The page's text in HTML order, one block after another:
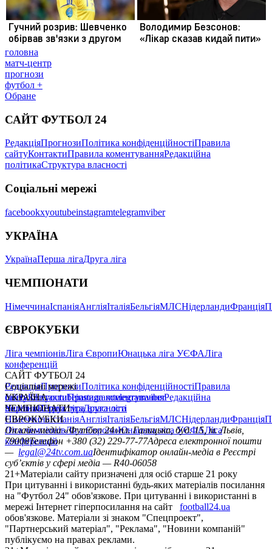
головна
матч-центр
прогнози
футбол +
Обране
САЙТ ФУТБОЛ 24
РедакціяПрогнозиПолітика конфіденційностіПравила
сайтуКонтактиПравила коментуванняРедакційна
політикаСтруктура власності
Соціальні мережі
facebookxyoutubeinstagramtelegramviber
УКРАЇНА
УкраїнаПерша лігаДруга ліга
ЧЕМПІОНАТИ
НімеччинаІспаніяАнгліяІталіяБельгіяМЛСНідерландиФранція
ЄВРОКУБКИ
Ліга чемпіонівЛіга ЄвропиЮнацька ліга УЄФАЛіга
конференцій
САЙТ ФУТБОЛ 24
РедакціяПрогнозиПолітика конфіденційностіПравила
сайтуКонтактиПравила коментуванняРедакційна
політикаСтруктура власності
Соціальні мережі
facebookxyoutubeinstagramtelegramviber
УКРАЇНА
УкраїнаПерша лігаДруга ліга
ЧЕМПІОНАТИ
НімеччинаІспаніяАнгліяІталіяБельгіяМЛСНідерландиФранція
ЄВРОКУБКИ
Ліга чемпіонівЛіга ЄвропиЮнацька ліга УЄФАЛіга
конференцій
Онлайн-медіа «Футбол 24»пл. Галицька, буд. 15, м. Львів,
79008Телефон +380 (32) 229-77-77Адреса електронної пошти
— legal@24tv.com.uaІдентифікатор онлайн-медіа в Реєстрі
суб’єктів у сфері медіа — R40-06058
21+Матеріали сайту призначені для осіб старше 21 року
При цитуванні і використанні будь-яких матеріалів посилання
на "Футбол 24" обов'язкове. При цитуванні і використанні в
мережі Інтернет гіперпосилання на сайт
football24.ua
обов'язкове. Матеріали зі знаком "Спецпроект",
"Партнерський матеріал", "Реклама", "Новини компаній"
публікуємо на правах реклами.